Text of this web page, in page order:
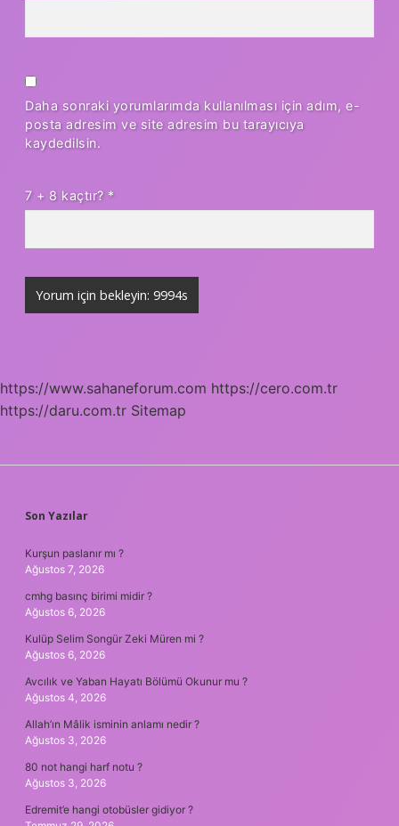
Daha sonraki yorumlarımda kullanılması için adım, e-
posta adresim ve site adresim bu tarayıcıya
kaydedilsin.
7 + 8 kaçtır? *
https://www.sahaneforum.com https://cero.com.tr
https://daru.com.tr Sitemap
SIDEBAR
Son Yazılar
Kurşun paslanır mı ?
Ağustos 7, 2026
cmhg basınç birimi midir ?
Ağustos 6, 2026
Kulüp Selim Songür Zeki Müren mi ?
Ağustos 6, 2026
Avcılık ve Yaban Hayatı Bölümü Okunur mu ?
Ağustos 4, 2026
Allah’ın Mâlik isminin anlamı nedir ?
Ağustos 3, 2026
80 not hangi harf notu ?
Ağustos 3, 2026
Edremit’e hangi otobüsler gidiyor ?